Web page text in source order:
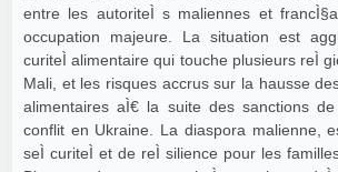
entre les autoriteÌ s maliennes et
occupation majeure. La situation est
curiteÌ alimentaire qui touche plusieurs reÌ gions, dont l’ouest du
Mali, et les risques accrus sur la hausse
alimentaires aÌ€ la suite des sanctions
conflit en Ukraine. La diaspora malienne,
seÌ curiteÌ et de reÌ silience pour les familles resteÌ es au pays.